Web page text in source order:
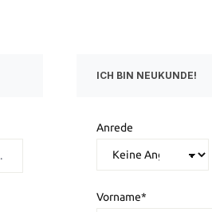
ICH BIN NEUKUNDE!
Persönliche
Anrede
Vorname*